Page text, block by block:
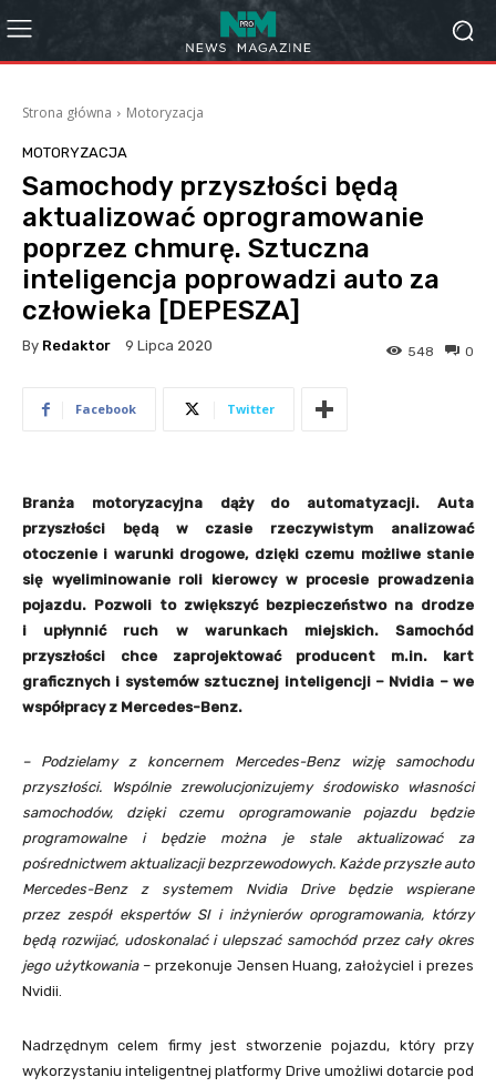
Strona główna Motoryzacja
MOTORYZACJA
Samochody przyszłości będą
aktualizować oprogramowanie
poprzez chmurę. Sztuczna
inteligencja poprowadzi auto za
człowieka [DEPESZA]
By Redaktor 9 Lipca 2020 0
548
Facebook Twitter
Branża motoryzacyjna dąży do automatyzacji. Auta
przyszłości będą w czasie rzeczywistym analizować
otoczenie i warunki drogowe, dzięki czemu możliwe stanie
się wyeliminowanie roli kierowcy w procesie prowadzenia
pojazdu. Pozwoli to zwiększyć bezpieczeństwo na drodze
i upłynnić ruch w warunkach miejskich. Samochód
przyszłości chce zaprojektować producent m.in. kart
graficznych i systemów sztucznej inteligencji – Nvidia – we
współpracy z Mercedes-Benz.
– Podzielamy z koncernem Mercedes-Benz wizję samochodu
przyszłości. Wspólnie zrewolucjonizujemy środowisko własności
samochodów, dzięki czemu oprogramowanie pojazdu będzie
programowalne i będzie można je stale aktualizować za
pośrednictwem aktualizacji bezprzewodowych. Każde przyszłe auto
Mercedes-Benz z systemem Nvidia Drive będzie wspierane
przez zespół ekspertów SI i inżynierów oprogramowania, którzy
będą rozwijać, udoskonalać i ulepszać samochód przez cały okres
jego użytkowania – przekonuje Jensen Huang, założyciel i prezes
Nvidii.
Nadrzędnym celem firmy jest stworzenie pojazdu, który przy
wykorzystaniu inteligentnej platformy Drive umożliwi dotarcie pod